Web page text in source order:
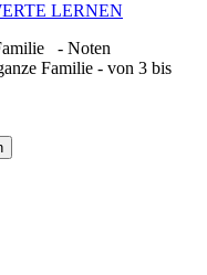
LERNEN
- Noten
Familie - von 3 bis